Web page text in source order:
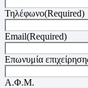
Τηλέφωνο(Required)
Email(Required)
Επωνυμία
Α.Φ.Μ.